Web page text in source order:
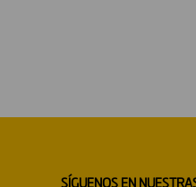
SÍGUENOS EN